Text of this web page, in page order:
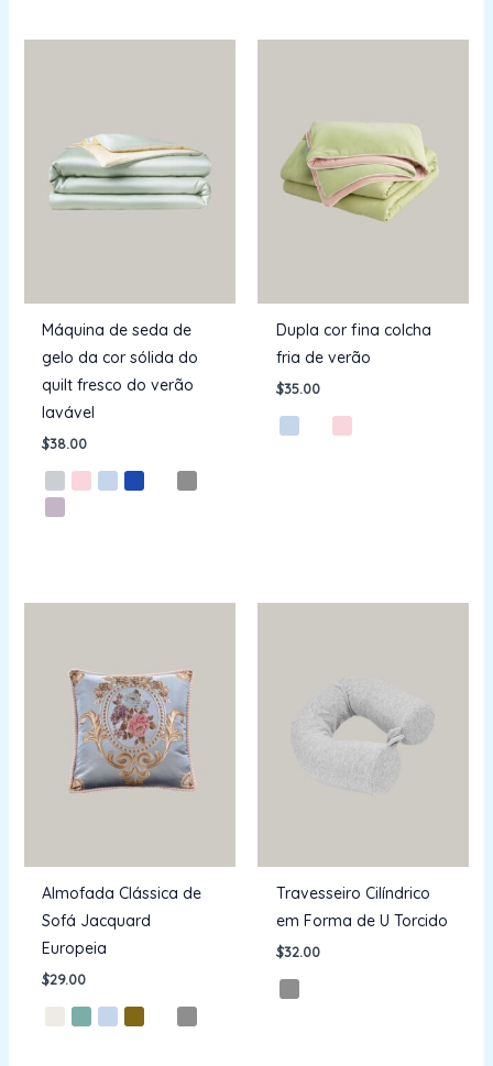
Máquina de seda de
gelo da cor sólida do
quilt fresco do verão
lavável
$38.00
Dupla cor fina colcha
fria de verão
$35.00
Almofada Clássica de
Sofá Jacquard
Europeia
$29.00
Travesseiro Cilíndrico
em Forma de U Torcido
$32.00